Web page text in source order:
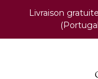
Livraison